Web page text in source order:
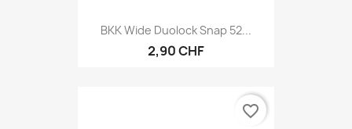
BKK Wide Duolock Snap 52...
2,90 CHF
favorite_border